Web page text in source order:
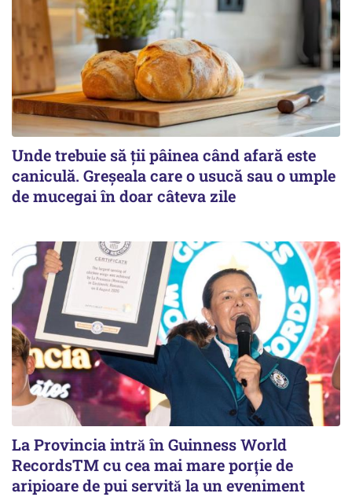
Unde trebuie să ții pâinea când afară este
caniculă. Greșeala care o usucă sau o umple
de mucegai în doar câteva zile
La Provincia intră în Guinness World
RecordsTM cu cea mai mare porție de
aripioare de pui servită la un eveniment